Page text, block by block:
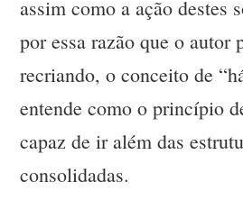
assim como a ação destes
por essa razão que o autor
recriando, o conceito de
entende como o princípio
capaz de ir além das
consolidadas.